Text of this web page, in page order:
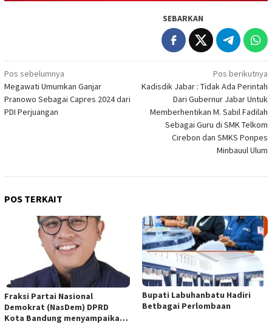
SEBARKAN
Navigasi
pos
Pos sebelumnya
Megawati Umumkan Ganjar
Pranowo Sebagai Capres 2024 dari
PDI Perjuangan
Pos berikutnya
Kadisdik Jabar : Tidak Ada Perintah
Dari Gubernur Jabar Untuk
Memberhentikan M. Sabil Fadilah
Sebagai Guru di SMK Telkom
Cirebon dan SMKS Ponpes
Minbauul Ulum
POS TERKAIT
Fraksi Partai Nasional
Demokrat (NasDem) DPRD
Kota Bandung menyampaikan
Bupati Labuhanbatu Hadiri
Betbagai Perlombaan